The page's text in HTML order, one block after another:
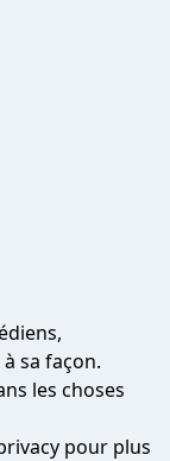
sa façon.
les choses
pour plus